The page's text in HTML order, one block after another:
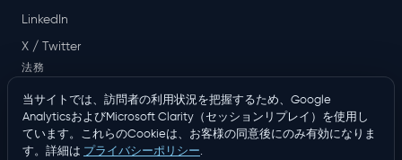
LinkedIn
X / Twitter
法務
プライバシーポリシー
利用規約
当サイトでは、訪問者の利用状況を把握するため、Google
AnalyticsおよびMicrosoft Clarity（セッションリプレイ）を使用し
ています。これらのCookieは、お客様の同意後にのみ有効になりま
す。詳細は プライバシーポリシー.